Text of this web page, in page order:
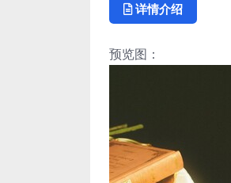
详情介绍
预览图：